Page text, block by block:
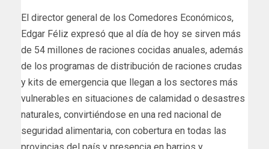
El director general de los Comedores Económicos,
Edgar Féliz expresó que al día de hoy se sirven más
de 54 millones de raciones cocidas anuales, además
de los programas de distribución de raciones crudas
y kits de emergencia que llegan a los sectores más
vulnerables en situaciones de calamidad o desastres
naturales, convirtiéndose en una red nacional de
seguridad alimentaria, con cobertura en todas las